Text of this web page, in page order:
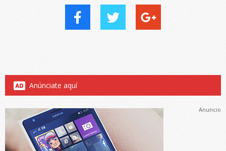
Anúnciate aquí
Anuncio